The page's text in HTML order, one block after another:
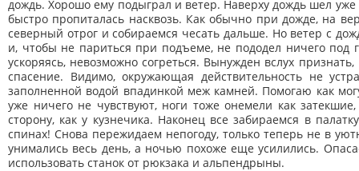
дождь. Хорошо ему подыграл и ветер. Наверху дождь шел
быстро пропиталась насквозь. Как обычно при дожде, на
северный отрог и собираемся чесать дальше. Но ветер с
и, чтобы не париться при подъеме, не пододел ничего под
ускоряясь, невозможно согреться. Вынужден вслух
спасение. Видимо, окружающая действительность не
заполненной водой впадинкой меж камней. Помогаю как
уже ничего не чувствуют, ноги тоже онемели как
сторону, как у кузнечика. Наконец все забираемся в
спинах! Снова пережидаем непогоду, только теперь не в
унимались весь день, а ночью похоже еще усилились.
использовать станок от рюкзака и альпендрыны.